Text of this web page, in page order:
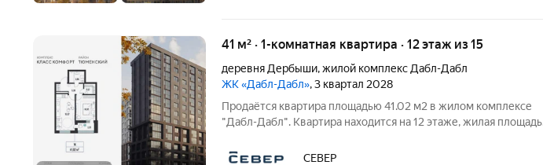
41 м² · 1-комнатная квартира · 12 этаж из 15
деревня Дербыши,жилой комплекс Дабл-Дабл
ЖК «Дабл-Дабл», 3 квартал 2028
Продаётся квартира площадью 41.02 м2 в жилом комплексе
"Дабл-Дабл". Квартира находится на 12 этаже, жилая площадь
особенностей планировки изолированные комнаты с окнами на
СЕВЕР